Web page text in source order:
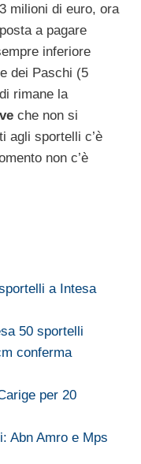
milioni di euro, ora
a pagare
inferiore
dei Paschi (5
rimane la
che non si
agli sportelli c’è
non c’è
a Intesa
50 sportelli
conferma
per 20
Abn Amro e Mps